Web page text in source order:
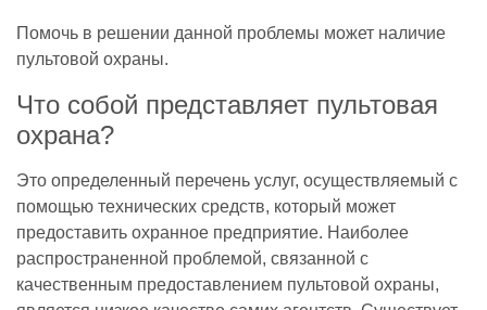
Помочь в решении данной проблемы может наличие
пультовой охраны.
Что собой представляет пультовая
охрана?
Это определенный перечень услуг, осуществляемый с
помощью технических средств, который может
предоставить охранное предприятие. Наиболее
распространенной проблемой, связанной с
качественным предоставлением пультовой охраны,